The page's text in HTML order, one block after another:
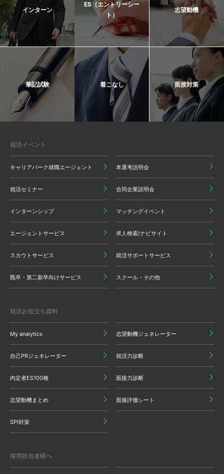
インターン
ES（エントリーシー
ト）
志望動機
筆記試験 着こなし 面接対策
就活イベント
キャリアパーク就職エージェント 本選考説明会
就活セミナー 合同企業説明会
インターンシップ マッチングイベント
エージェントサービス 求人検索/ナビサイト
スカウトサービス 就活サポートサービス
既卒・第二新卒向けサービス スクール・その他
就活お役立ち資料
My analytics 志望動機ジェネレーター
自己PRジェネレーター 就活力診断
内定者ES100種 面接力診断
志望動機まとめ 面接評価シート
SPI対策
採用担当者様へ